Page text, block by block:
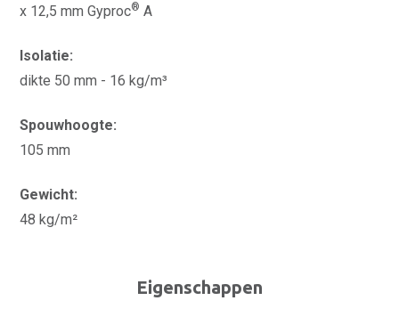
x 12,5 mm Gyproc® A
Isolatie:
dikte 50 mm - 16 kg/m³
Spouwhoogte:
105 mm
Gewicht:
48 kg/m²
Eigenschappen